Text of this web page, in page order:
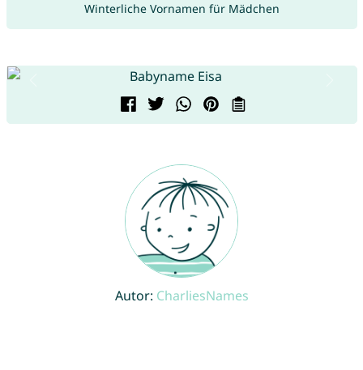
Winterliche Vornamen für Mädchen
Autor: CharliesNames